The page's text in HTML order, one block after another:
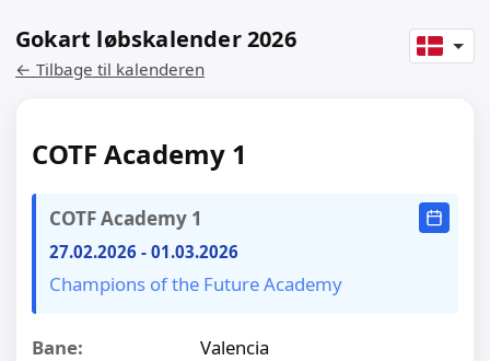
Gokart løbskalender 2026
← Tilbage til kalenderen
COTF Academy 1
COTF Academy 1
27.02.2026 - 01.03.2026
Champions of the Future Academy
Bane:
Valencia